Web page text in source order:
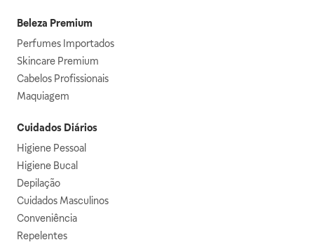
Beleza Premium
Perfumes Importados
Skincare Premium
Cabelos Profissionais
Maquiagem
Cuidados Diários
Higiene Pessoal
Higiene Bucal
Depilação
Cuidados Masculinos
Conveniência
Repelentes